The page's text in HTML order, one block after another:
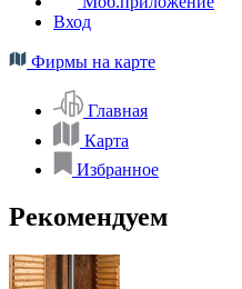
Вход
Фирмы на карте
Главная
Карта
Избранное
Рекомендуем